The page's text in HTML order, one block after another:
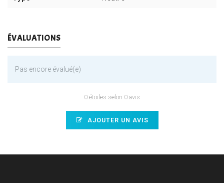
ÉVALUATIONS
Pas encore évalué(e)
0 étoiles selon 0 avis
AJOUTER UN AVIS